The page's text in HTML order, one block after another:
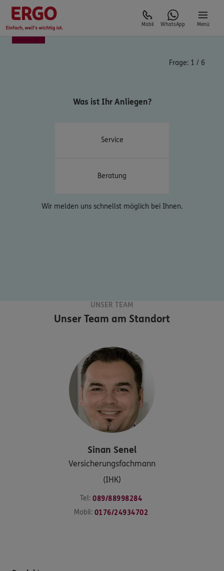
Mobil WhatsApp Menü
Frage: 1 / 6
Was ist Ihr Anliegen?
Service
Beratung
Wir melden uns schnellst möglich bei Ihnen.
UNSER TEAM
Unser Team am Standort
Sinan Senel
Versicherungsfachmann
(IHK)
Tel: 089/88998284
Mobil: 0176/24934702